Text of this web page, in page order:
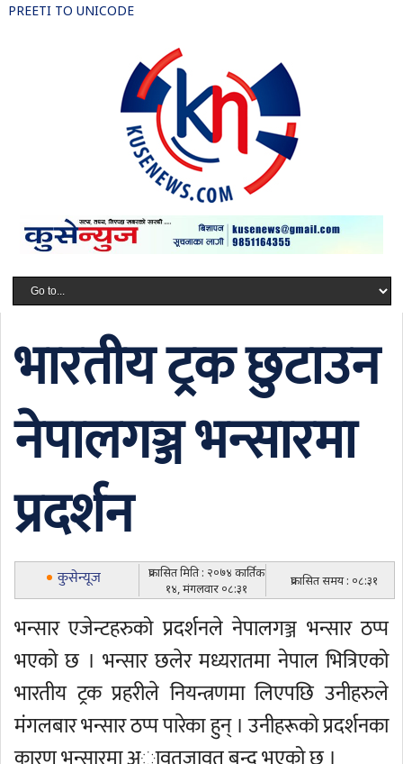
PREETI TO UNICODE
भारतीय ट्रक छुटाउन
नेपालगञ्ज भन्सारमा
प्रदर्शन
कुसेन्यूज
प्रकासित मिति : २०७४ कार्तिक
१४, मंगलवार ०८:३१
प्रकासित समय : ०८:३१
भन्सार एजेन्टहरुको प्रदर्शनले नेपालगञ्ज भन्सार ठप्प
भएको छ । भन्सार छलेर मध्यरातमा नेपाल भित्रिएको
भारतीय ट्रक प्रहरीले नियन्त्रणमा लिएपछि उनीहरुले
मंगलबार भन्सार ठप्प पारेका हुन् । उनीहरूको प्रदर्शनका